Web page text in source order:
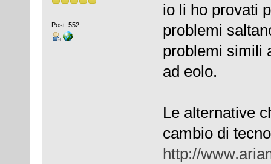
Post: 552
io li ho provati
problemi
problemi simili
ad eolo.
Le alternative
cambio di
http://